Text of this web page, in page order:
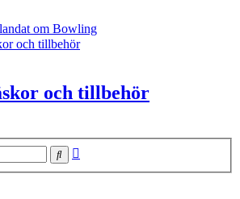
om Bowling
och tillbehör
och tillbehör
Sök